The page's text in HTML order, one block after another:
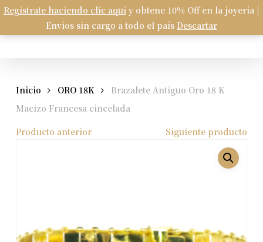
Registrate haciendo clic aquí y obtene 10% Off en la joyería |
Envíos sin cargo a todo el país Descartar
Skip
main
search
Carrito Cart
Inicio ORO 18K
Brazalete Antiguo Oro 18 K
Macizo Francesa cincelada
Producto anterior
Siguiente producto